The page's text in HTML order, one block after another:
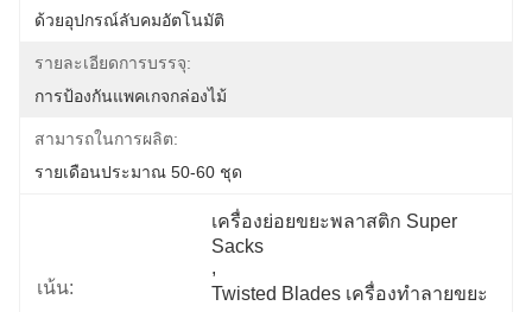
ด้วยอุปกรณ์ลับคมอัตโนมัติ
รายละเอียดการบรรจุ:
การป้องกันแพคเกจกล่องไม้
สามารถในการผลิต:
รายเดือนประมาณ 50-60 ชุด
เน้น:
เครื่องย่อยขยะพลาสติก Super
Sacks
,
Twisted Blades เครื่องทำลายขยะ